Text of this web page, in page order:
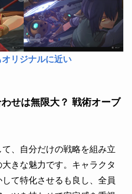
リジナルに近い
せは無限大？ 戦術オーブ
、自分だけの戦略を組み立
きな魅力です。キャラクタ
て特化させるも良し、全員